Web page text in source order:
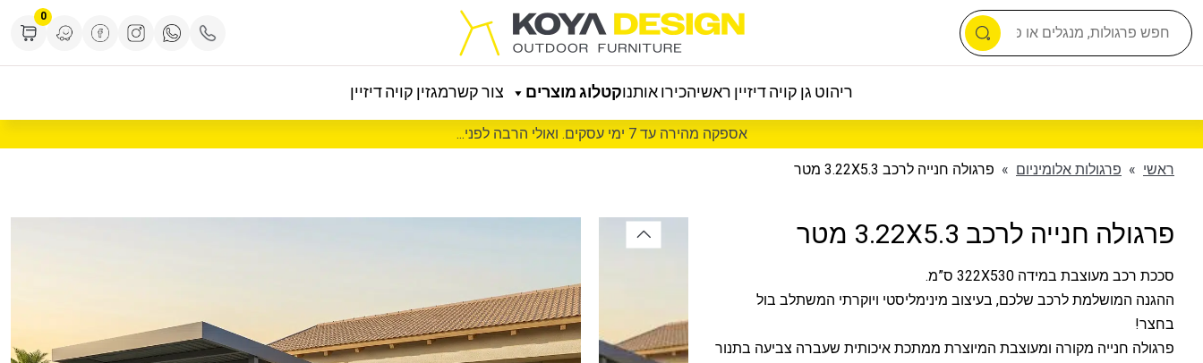
0
ריהוט גן קויה דיזיין ראשיהכירו אותנוקטלוג מוצרים צור קשרמגזין קויה דיזיין
אספקה מהירה עד 7 ימי עסקים. ואולי הרבה לפני...
ראשי » פרגולות אלומיניום » פרגולה חנייה לרכב 3.22X5.3 מטר
פרגולה חנייה לרכב 3.22X5.3 מטר
סככת רכב מעוצבת במידה 322X530 ס”מ.
ההגנה המושלמת לרכב שלכם, בעיצוב מינימליסטי ויוקרתי המשתלב בול
בחצר!
פרגולה חנייה מקורה ומעוצבת המיוצרת ממתכת איכותית שעברה צביעה בתנור